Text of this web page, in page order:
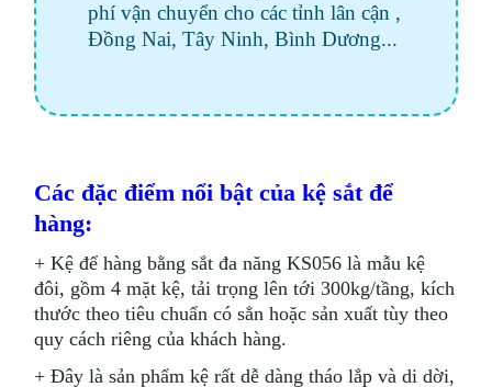
phí vận chuyển cho các tỉnh lân cận ,
Đồng Nai, Tây Ninh, Bình Dương...
Các đặc điểm nổi bật của kệ sắt để
hàng:
+ Kệ để hàng bằng sắt đa năng KS056 là mẫu kệ
đôi, gồm 4 mặt kệ, tải trọng lên tới 300kg/tầng, kích
thước theo tiêu chuẩn có sẳn hoặc sản xuất tùy theo
quy cách riêng của khách hàng.
+ Đây là sản phẩm kệ rất dễ dàng tháo lắp và di dời,